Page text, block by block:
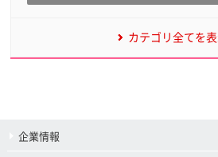
カテゴリ全てを
企業情報